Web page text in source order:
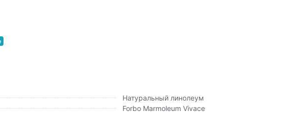
Натуральный линолеум
Forbo Marmoleum Vivace